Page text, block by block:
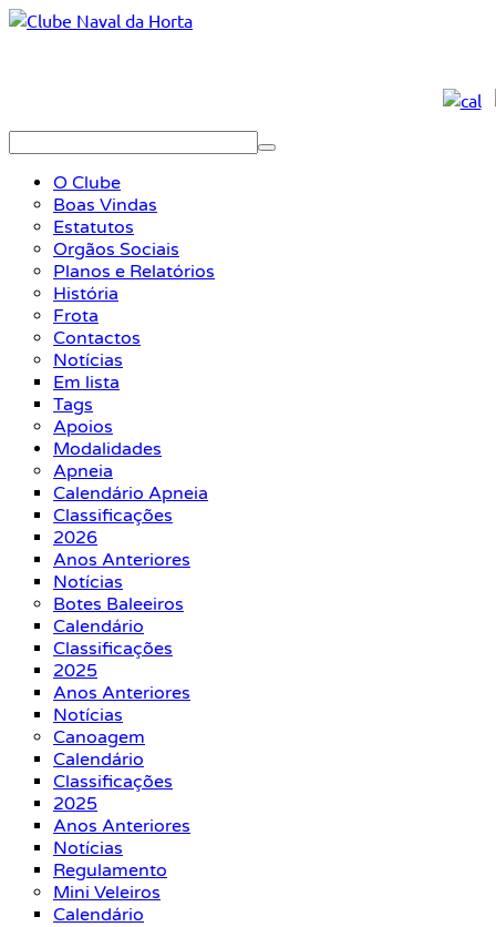
O Clube
Boas Vindas
Estatutos
Orgãos Sociais
Planos e Relatórios
História
Frota
Contactos
Notícias
Em lista
Tags
Apoios
Modalidades
Apneia
Calendário Apneia
Classificações
2026
Anos Anteriores
Notícias
Botes Baleeiros
Calendário
Classificações
2025
Anos Anteriores
Notícias
Canoagem
Calendário
Classificações
2025
Anos Anteriores
Notícias
Regulamento
Mini Veleiros
Calendário